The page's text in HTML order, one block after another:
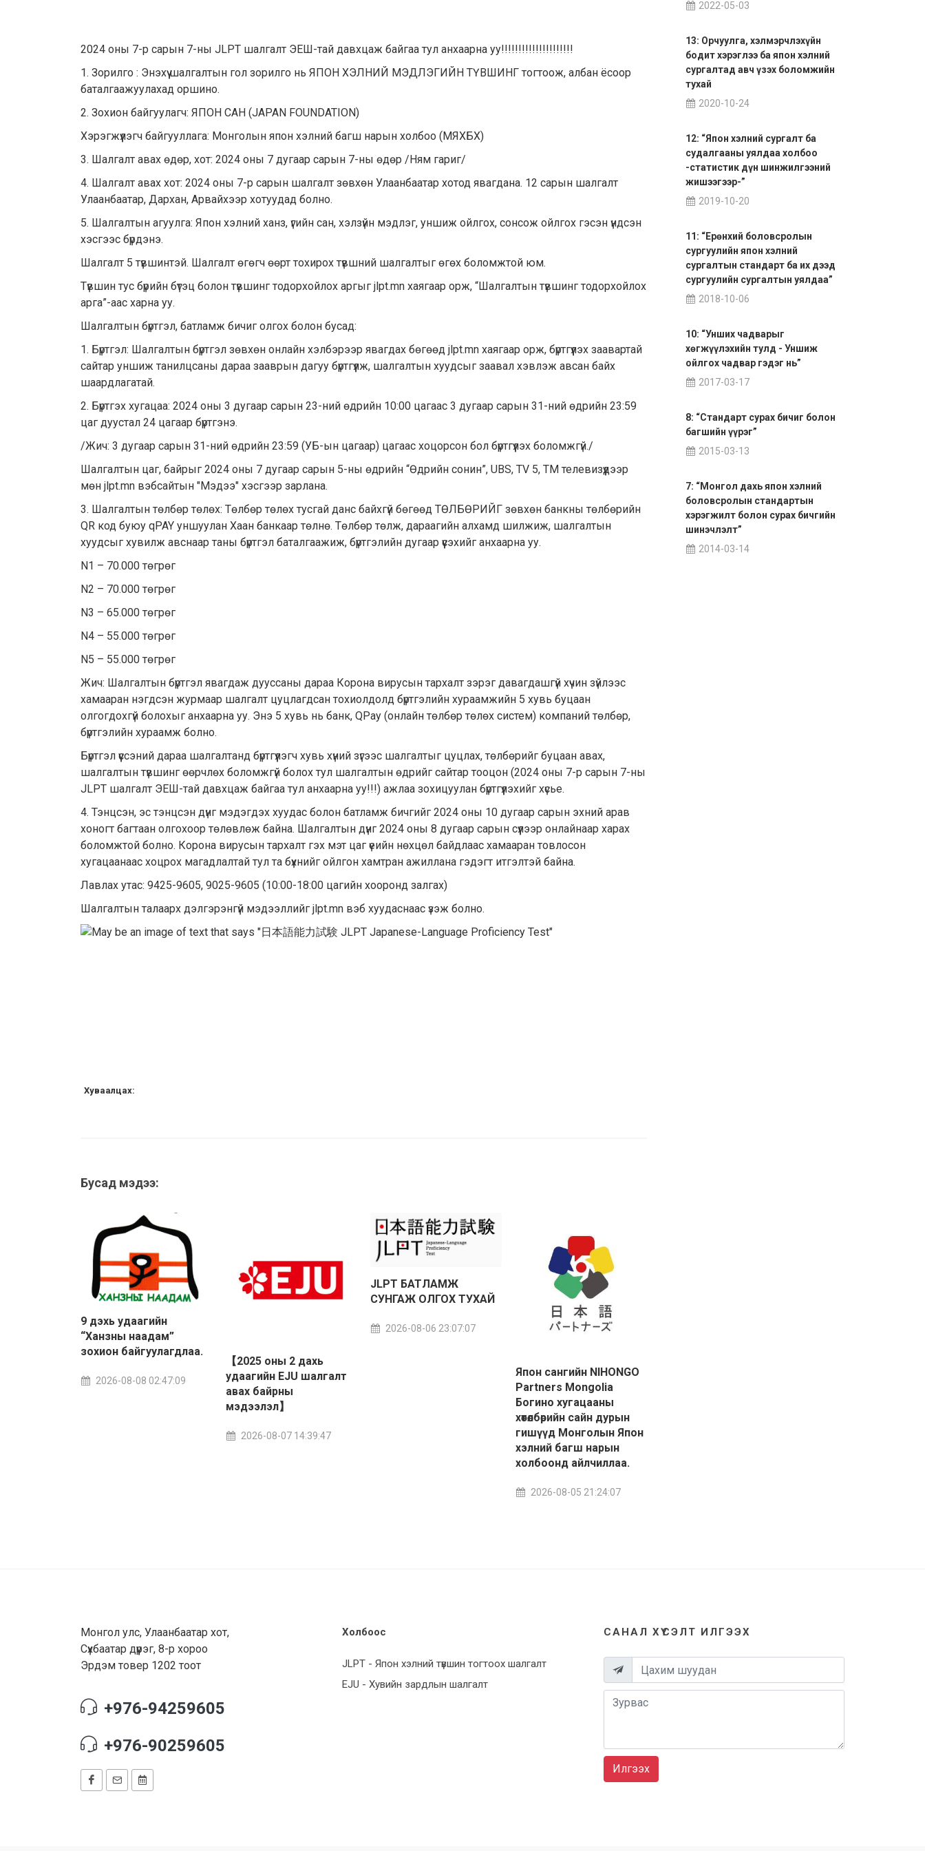
2024 оны 7-р сарын 7-ны JLPT шалгалт ЭЕШ-тай давхцаж байгаа тул анхаарна уу!!!!!!!!!!!!!!!!!!!!!
1. Зорилго : Энэхүү шалгалтын гол зорилго нь ЯПОН ХЭЛНИЙ МЭДЛЭГИЙН ТҮВШИНГ тогтоож, албан ёсоор
баталгаажуулахад оршино.
2. Зохион байгуулагч: ЯПОН САН (JAPAN FOUNDATION)
Хэрэгжүүлэгч байгууллага: Монголын япон хэлний багш нарын холбоо (МЯХБХ)
3. Шалгалт авах өдөр, хот: 2024 оны 7 дугаар сарын 7-ны өдөр /Ням гариг/
4. Шалгалт авах хот: 2024 оны 7-р сарын шалгалт зөвхөн Улаанбаатар хотод явагдана. 12 сарын шалгалт
Улаанбаатар, Дархан, Арвайхээр хотуудад болно.
5. Шалгалтын агуулга: Япон хэлний ханз, үгийн сан, хэлзүйн мэдлэг, уншиж ойлгох, сонсож ойлгох гэсэн үндсэн
хэсгээс бүрдэнэ.
Шалгалт 5 түвшинтэй. Шалгалт өгөгч өөрт тохирох түвшний шалгалтыг өгөх боломжтой юм.
Түвшин тус бүрийн бүтэц болон түвшинг тодорхойлох аргыг jlpt.mn хаягаар орж, “Шалгалтын түвшинг тодорхойлох
арга”-аас харна уу.
Шалгалтын бүртгэл, батламж бичиг олгох болон бусад:
1. Бүртгэл: Шалгалтын бүртгэл зөвхөн онлайн хэлбэрээр явагдах бөгөөд jlpt.mn хаягаар орж, бүртгүүлэх заавартай
сайтар уншиж танилцсаны дараа зааврын дагуу бүртгүүлж, шалгалтын хуудсыг заавал хэвлэж авсан байх
шаардлагатай.
2. Бүртгэх хугацаа: 2024 оны 3 дугаар сарын 23-ний өдрийн 10:00 цагаас 3 дугаар сарын 31-ний өдрийн 23:59
цаг дуустал 24 цагаар бүртгэнэ.
/Жич: 3 дугаар сарын 31-ний өдрийн 23:59 (УБ-ын цагаар) цагаас хоцорсон бол бүртгүүлэх боломжгүй./
Шалгалтын цаг, байрыг 2024 оны 7 дугаар сарын 5-ны өдрийн “Өдрийн сонин”, UBS, TV 5, TM телевизүүдээр
мөн jlpt.mn вэбсайтын "Мэдээ" хэсгээр зарлана.
3. Шалгалтын төлбөр төлөх: Төлбөр төлөх тусгай данс байхгүй бөгөөд ТӨЛБӨРИЙГ зөвхөн банкны төлбөрийн
QR код буюу qPAY уншуулан Хаан банкаар төлнө. Төлбөр төлж, дараагийн алхамд шилжиж, шалгалтын
хуудсыг хувилж авснаар таны бүртгэл баталгаажиж, бүртгэлийн дугаар үүсэхийг анхаарна уу.
N1 – 70.000 төгрөг
N2 – 70.000 төгрөг
N3 – 65.000 төгрөг
N4 – 55.000 төгрөг
N5 – 55.000 төгрөг
Жич: Шалгалтын бүртгэл явагдаж дууссаны дараа Корона вирусын тархалт зэрэг давагдашгүй хүчин зүйлээс
хамааран нэгдсэн журмаар шалгалт цуцлагдсан тохиолдолд бүртгэлийн хураамжийн 5 хувь буцаан
олгогдохгүй болохыг анхаарна уу. Энэ 5 хувь нь банк, QPay (онлайн төлбөр төлөх систем) компаний төлбөр,
бүртгэлийн хураамж болно.
Бүртгэл үүссэний дараа шалгалтанд бүртгүүлэгч хувь хүний зүгээс шалгалтыг цуцлах, төлбөрийг буцаан авах,
шалгалтын түвшинг өөрчлөх боломжгүй болох тул шалгалтын өдрийг сайтар тооцон (2024 оны 7-р сарын 7-ны
JLPT шалгалт ЭЕШ-тай давхцаж байгаа тул анхаарна уу!!!) ажлаа зохицуулан бүртгүүлэхийг хүсье.
4. Тэнцсэн, эс тэнцсэн дүнг мэдэгдэх хуудас болон батламж бичгийг 2024 оны 10 дугаар сарын эхний арав
хоногт багтаан олгохоор төлөвлөж байна. Шалгалтын дүнг 2024 оны 8 дугаар сарын сүүлээр онлайнаар харах
боломжтой болно. Корона вирусын тархалт гэх мэт цаг үеийн нөхцөл байдлаас хамааран товлосон
хугацаанаас хоцрох магадлалтай тул та бүхнийг ойлгон хамтран ажиллана гэдэгт итгэлтэй байна.
Лавлах утас: 9425-9605, 9025-9605 (10:00-18:00 цагийн хооронд залгах)
Шалгалтын талаарх дэлгэрэнгүй мэдээллийг jlpt.mn вэб хуудаснаас үзэж болно.
Хуваалцах:
Бусад мэдээ:
9 дэхь удаагийн
“Ханзны наадам”
зохион байгуулагдлаа.
2026-08-08 02:47:09
【2025 оны 2 дахь
удаагийн EJU шалгалт
авах байрны
мэдээлэл】
2026-08-07 14:39:47
JLPT БАТЛАМЖ
СУНГАЖ ОЛГОХ ТУХАЙ
2026-08-06 23:07:07
Япон сангийн NIHONGO
Partners Mongolia
Богино хугацааны
хөтөлбөрийн сайн дурын
гишүүд Монголын Япон
хэлний багш нарын
холбоонд айлчиллаа.
2026-08-05 21:24:07
2022-05-03
13: Орчуулга, хэлмэрчлэхүйн
бодит хэрэглээ ба япон хэлний
сургалтад авч үзэх боломжийн
тухай
2020-10-24
12: “Япон хэлний сургалт ба
судалгааны уялдаа холбоо
-статистик дүн шинжилгээний
жишээгээр-”
2019-10-20
11: “Ерөнхий боловсролын
сургуулийн япон хэлний
сургалтын стандарт ба их дээд
сургуулийн сургалтын уялдаа”
2018-10-06
10: “Унших чадварыг
хөгжүүлэхийн тулд - Уншиж
ойлгох чадвар гэдэг нь”
2017-03-17
8: “Стандарт сурах бичиг болон
багшийн үүрэг”
2015-03-13
7: “Монгол дахь япон хэлний
боловсролын стандартын
хэрэгжилт болон сурах бичгийн
шинэчлэлт”
2014-03-14
Монгол улс, Улаанбаатар хот,
Сүхбаатар дүүрэг, 8-р хороо
Эрдэм товер 1202 тоот
+976-94259605
+976-90259605
Холбоос
JLPT - Япон хэлний түвшин тогтоох шалгалт
EJU - Хувийн зардлын шалгалт
САНАЛ ХҮСЭЛТ ИЛГЭЭХ
Илгээх